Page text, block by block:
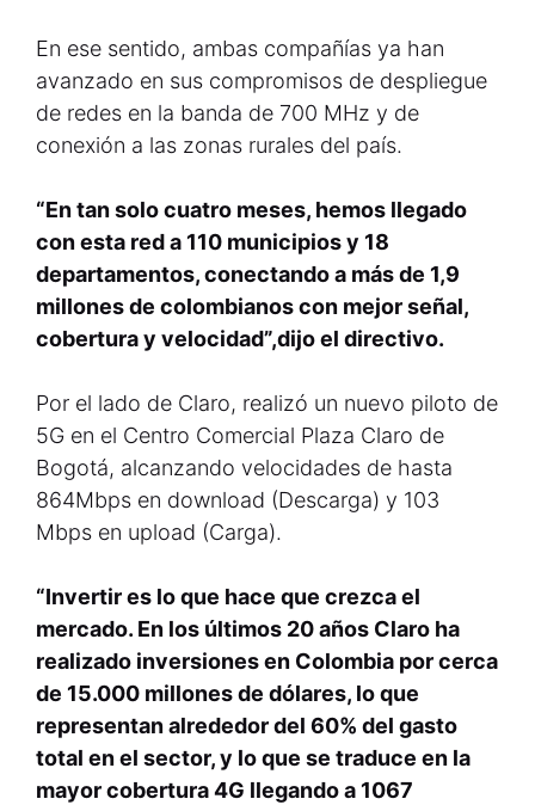
En ese sentido, ambas compañías ya han
avanzado en sus compromisos de despliegue
de redes en la banda de 700 MHz y de
conexión a las zonas rurales del país.
“En tan solo cuatro meses, hemos llegado
con esta red a 110 municipios y 18
departamentos, conectando a más de 1,9
millones de colombianos con mejor señal,
cobertura y velocidad”,dijo el directivo.
Por el lado de Claro, realizó un nuevo piloto de
5G en el Centro Comercial Plaza Claro de
Bogotá, alcanzando velocidades de hasta
864Mbps en download (Descarga) y 103
Mbps en upload (Carga).
“Invertir es lo que hace que crezca el
mercado. En los últimos 20 años Claro ha
realizado inversiones en Colombia por cerca
de 15.000 millones de dólares, lo que
representan alrededor del 60% del gasto
total en el sector, y lo que se traduce en la
mayor cobertura 4G llegando a 1067